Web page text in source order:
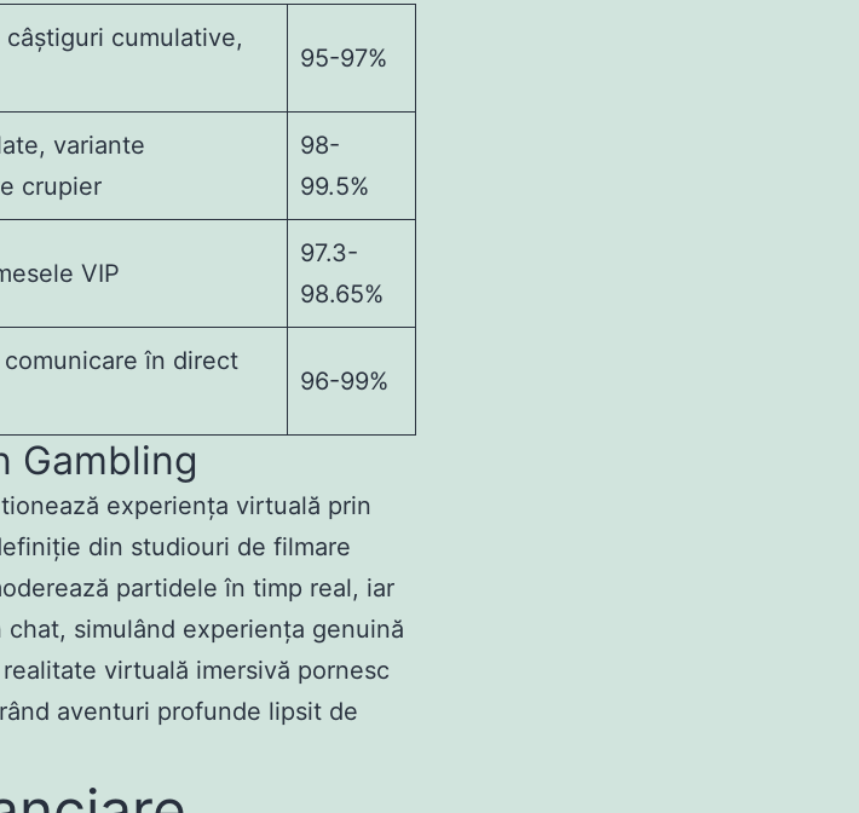
cumulative,
95-97%
variante
crupier
98-
99.5%
VIP
97.3-
98.65%
comunicare în direct
96-99%
Gambling
experiența virtuală prin
din studiouri de filmare
partidele în timp real, iar
simulând experiența genuină
virtuală imersivă pornesc
aventuri profunde lipsit de